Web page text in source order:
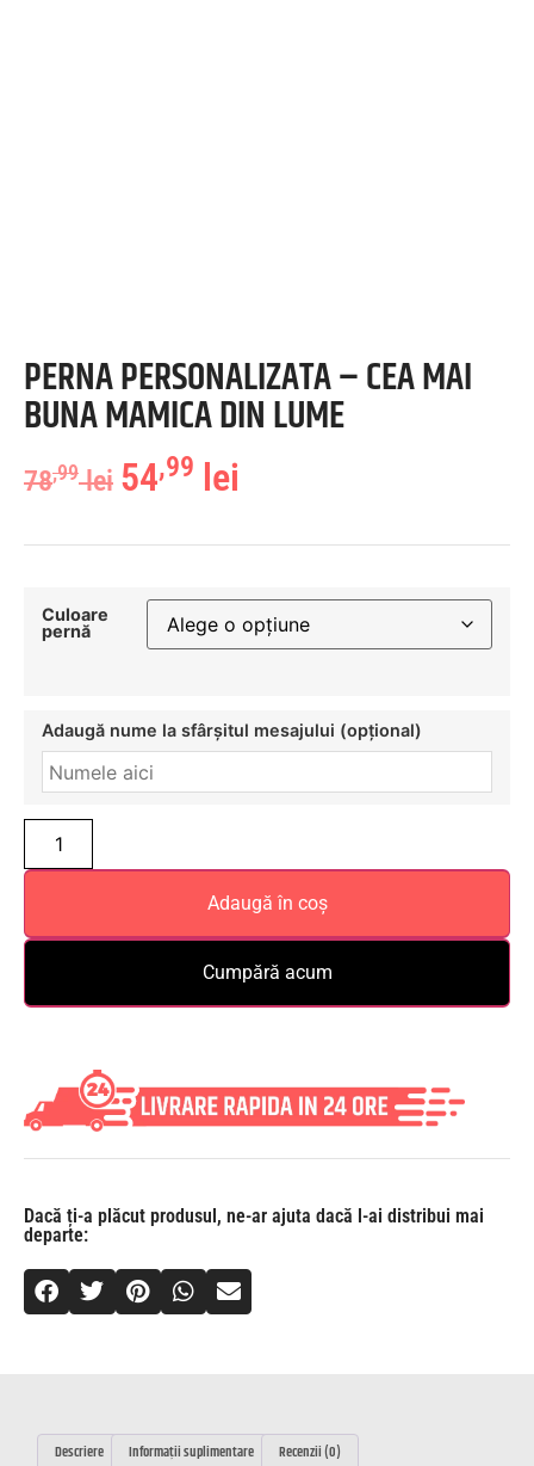
PERNA PERSONALIZATA – CEA MAI
BUNA MAMICA DIN LUME
78,99 lei 54,99 lei
Culoare
pernă
Adaugă nume la sfârșitul mesajului (opțional)
Adaugă în coș
Cumpără acum
Dacă ți-a plăcut produsul, ne-ar ajuta dacă l-ai distribui mai
departe:
Descriere Informații suplimentare Recenzii (0)